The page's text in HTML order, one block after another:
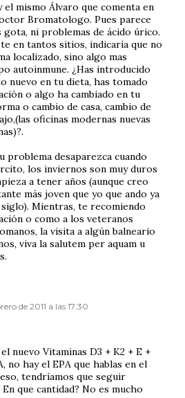
el mismo Álvaro que comenta en
Bromatologo. Pues parece
gota, ni problemas de ácido úrico.
en tantos sitios, indicaría que no
localizado, sino algo mas
autoinmune. ¿Has introducido
nuevo en tu dieta, has tomado
o algo ha cambiado en tu
o cambio de casa, cambio de
oficinas modernas nuevas
problema desaparezca cuando
los inviernos son muy duros
a tener años (aunque creo
más joven que yo que ando ya
Mientras, te recomiendo
o como a los veteranos
la visita a algún balneario
viva la salutem per aquam u
de 2011 a las 17:30
nuevo Vitaminas D3 + K2 + E +
no hay el EPA que hablas en el
tendríamos que seguir
que cantidad? No es mucho